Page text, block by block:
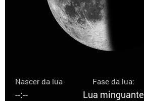
Nascer da lua
--:--
Fase da lua:
Lua minguante